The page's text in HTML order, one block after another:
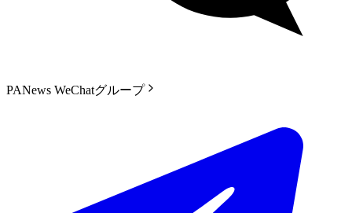
PANews WeChatグループ